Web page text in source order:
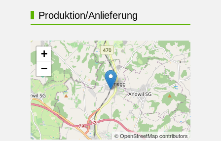
Produktion/Anlieferung
+
−
© OpenStreetMap contributors